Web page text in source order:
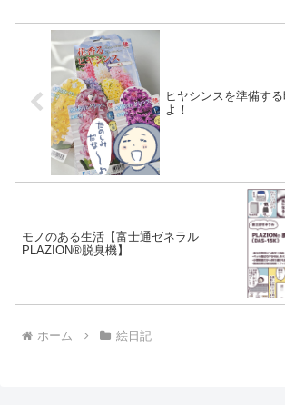
ヒヤシンスを準備す
よ！
モノのある生活【富士通ゼネラル
PLAZION®脱臭機】
ホーム 絵日記